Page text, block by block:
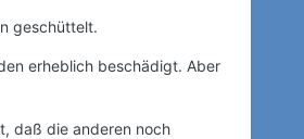
geschüttelt.
erheblich beschädigt. Aber
daß die anderen noch